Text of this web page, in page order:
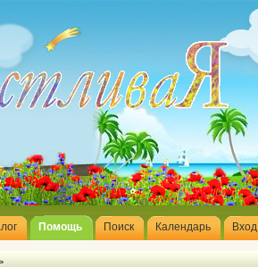
Помощь Поиск Календарь Вход